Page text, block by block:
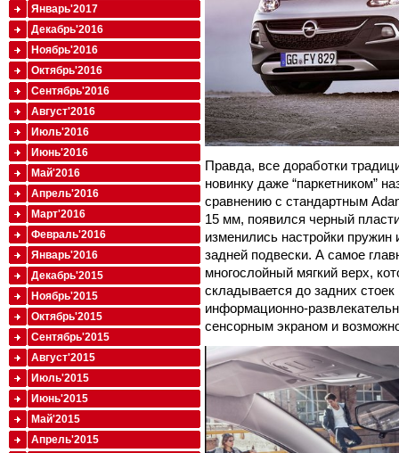
Правда, все доработки
новинку даже “паркетником”
сравнению с стандартным
15 мм, появился черный
изменились настройки пружин
задней подвески. А самое
многослойный мягкий верх,
складывается до задних
информационно-
сенсорным экраном и
Январь'2017
Декабрь'2016
Ноябрь'2016
Октябрь'2016
Сентябрь'2016
Август'2016
Июль'2016
Июнь'2016
Май'2016
Апрель'2016
Март'2016
Февраль'2016
Январь'2016
Декабрь'2015
Ноябрь'2015
Октябрь'2015
Сентябрь'2015
Август'2015
Июль'2015
Июнь'2015
Май'2015
Апрель'2015